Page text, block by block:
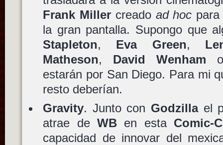
Frank Miller creado ad hoc
la gran pantalla. Supongo que
Stapleton, Eva Green,
Matheson, David Wenham
estarán por San Diego. Para mi
resto deberían.
Gravity. Junto con Godzillael
atrae de WBen esta Comic-
capacidad de innovar del